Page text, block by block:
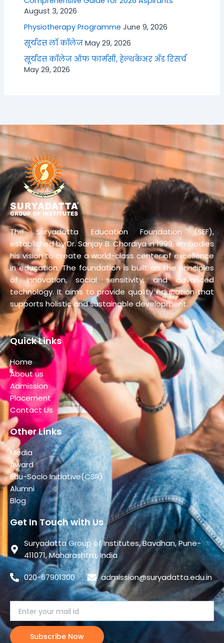
August 3, 2026
Physiotherapy Programme June 9, 2026
सूर्यदत्त लॉ कॉलेज May 29, 2026
सूर्यदत्त कॉलेज ऑफ फार्मसी, हेल्थकेअर अँड रिसर्च
May 29, 2026
The Suryadatta Education Foundation (SEF),
established by Dr. Sanjay B. Chordiya in 1999, embodies
his vision to create a world-class center of excellence
in education. The foundation is built on the principles
of innovation, social sensitivity, and advanced
technology. It aims to provide quality education that
supports holistic and sustainable development.
Quick Links
Home
About us
Admission
Placement
Contact Us
Other Links
Media
Award
Edu-Socio Initiative(CSR)
Alumni
Blog
Get In Touch with Us
Suryadatta Group of Institutes, Bavdhan, Pune-
411071, Maharashtra, India
020-67901300 admission@suryadatta.edu.in